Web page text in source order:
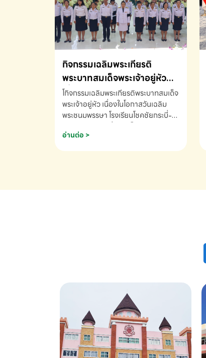
กิจกรรมเฉลิมพระเกียรติ
พระบาทสมเด็จพระเจ้าอยู่หัว
เนื่องในโอกาสวันเฉลิม
พระชนมพรรษา
โกิจกรรมเฉลิมพระเกียรติพระบาทสมเด็จ
พระเจ้าอยู่หัว เนื่องในโอกาสวันเฉลิม
พระชนมพรรษา โรงเรียนโชคชัยกระบี่-
691910
อ่านต่อ >